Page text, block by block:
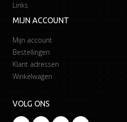
Links
MIJN ACCOUNT
Mijn account
Bestellingen
Klant adressen
Winkelwagen
VOLG ONS